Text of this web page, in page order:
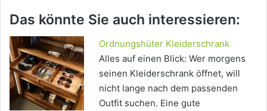
Das könnte Sie auch interessieren:
Ordnungshüter Kleiderschrank
Alles auf einen Blick: Wer morgens
seinen Kleiderschrank öffnet, will
nicht lange nach dem passenden
Outfit suchen. Eine gute